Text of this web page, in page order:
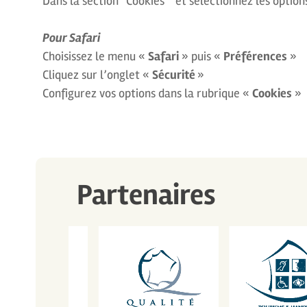
Pour Safari
Choisissez le menu « Safari » puis « Préférences »
Cliquez sur l’onglet « Sécurité »
Configurez vos options dans la rubrique « Cookies »
Partenaires